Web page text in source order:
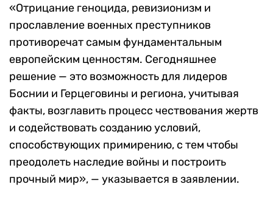
«Отрицание геноцида, ревизионизм и
прославление военных преступников
противоречат самым фундаментальным
европейским ценностям. Сегодняшнее
решение — это возможность для лидеров
Боснии и Герцеговины и региона, учитывая
факты, возглавить процесс чествования жертв
и содействовать созданию условий,
способствующих примирению, с тем чтобы
преодолеть наследие войны и построить
прочный мир», — указывается в заявлении.